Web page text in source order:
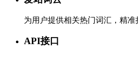
为用户提供相关热门词汇，精准
API接口